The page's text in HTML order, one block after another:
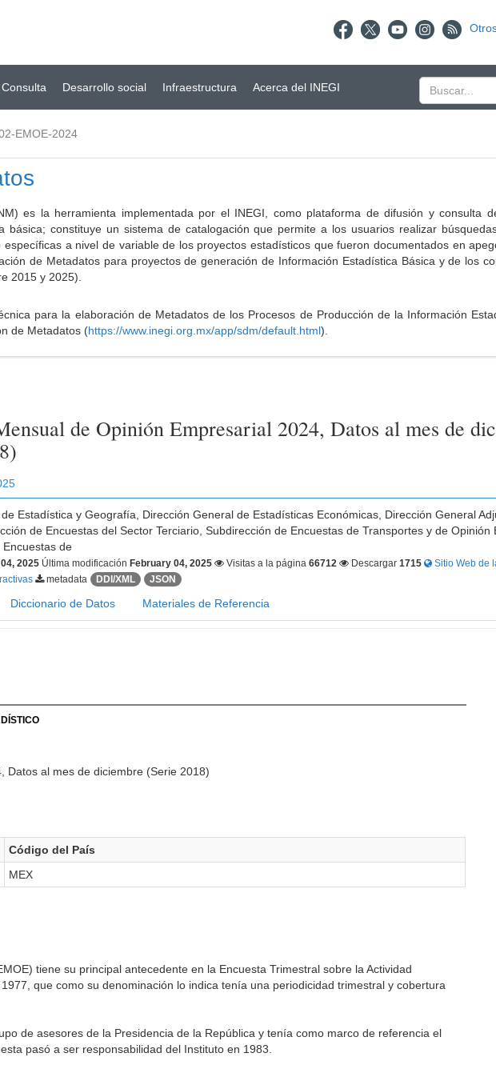
Desarrollo social Infraestructura Acerca del INEGI
EMOE-2024
es la herramienta implementada por el INEGI, como plataforma de difusión y consulta
básica; constituye un sistema de catalogación que permite a los usuarios realizar
a nivel de variable de los proyectos estadísticos que fueron documentados en
de Metadatos para proyectos de generación de Información Estadística Básica y de los
2015 y 2025).
para la elaboración de Metadatos de los Procesos de Producción de la Información
de Metadatos (https://www.inegi.org.mx/app/sdm/default.html).
de Opinión Empresarial 2024, Datos al mes de
Estadística y Geografía, Dirección General de Estadísticas Económicas, Dirección General
de Encuestas del Sector Terciario, Subdirección de Encuestas de Transportes y de Opinión
de
2025 Última modificación February 04, 2025 Visitas a la página66712 Descargar1715
Sitio Web de
metadata DDI/XML JSON
Diccionario de Datos Materiales de Referencia
Datos al mes de diciembre (Serie 2018)
Código del País
MEX
tiene su principal antecedente en la Encuesta Trimestral sobre la Actividad
que como su denominación lo indica tenía una periodicidad trimestral y cobertura
de asesores de la Presidencia de la República y tenía como marco de referencia el
pasó a ser responsabilidad del Instituto en 1983.